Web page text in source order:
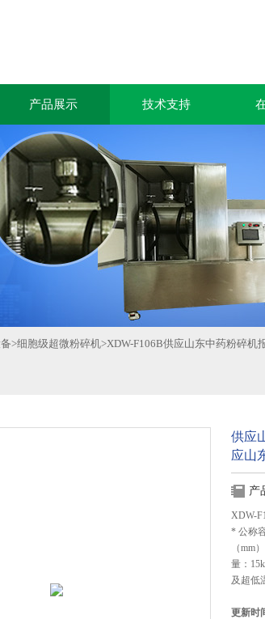
产品展示 技术支持
>细胞级超微粉碎机>XDW-F106B供应山东中药粉碎机
供应
应山
产
XDW-
* 公称
（mm
量：
及超低
更新时